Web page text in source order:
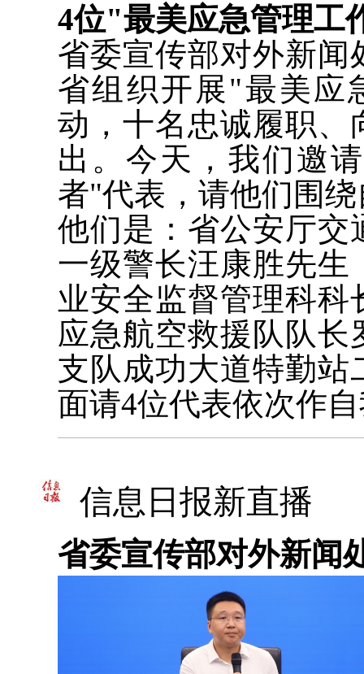
4位"最美应急管理工
省委宣传部对外新闻
省组织开展"最美应
动，十名忠诚履职、
出。今天，我们邀
者"代表，请他们围
他们是：省公安厅交
一级警长汪康胜先生
业安全监督管理科科
应急航空救援队队
支队成功大道特勤站
面请4位代表依次作
信息日报新直播
省委宣传部对外新闻